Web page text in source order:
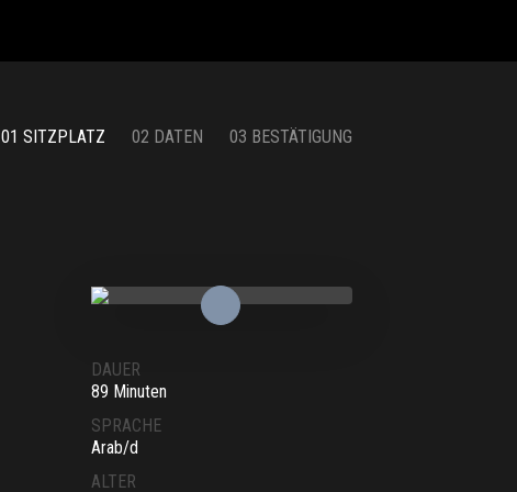
01 SITZPLATZ 02 DATEN 03 BESTÄTIGUNG
DAUER
89 Minuten
SPRACHE
Arab/d
ALTER